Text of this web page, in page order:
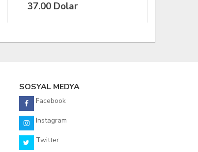
SOSYAL MEDYA
Facebook
Instagram
Twitter